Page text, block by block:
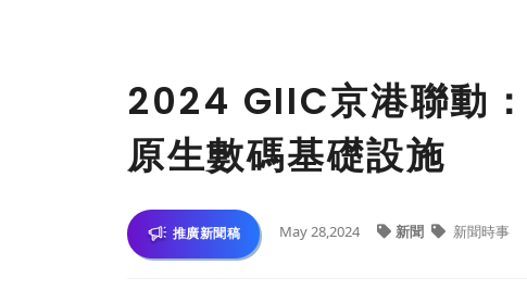
2024 GIIC京港聯動
原生數碼基礎設施
推廣新聞稿 May 28,2024 新聞 新聞時事